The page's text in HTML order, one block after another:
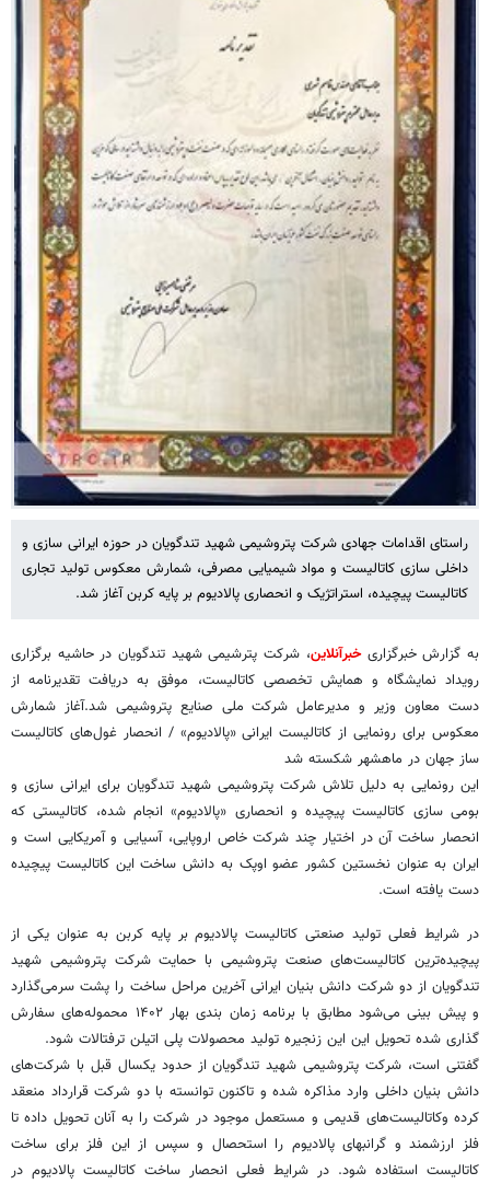
راستای اقدامات جهادی شرکت پتروشیمی شهید تندگویان در حوزه ایرانی سازی و
داخلی سازی کاتالیست و مواد شیمیایی مصرفی، شمارش معکوس تولید تجاری
کاتالیست پیچیده، استراتژیک و انحصاری پالادیوم بر پایه کربن آغاز شد.
به گزارش خبرگزاریخبرآنلاین، شرکت پترشیمی شهید تندگویان در حاشیه برگزاری
رویداد نمایشگاه و همایش تخصصی کاتالیست، موفق به دریافت تقدیرنامه از
دست معاون وزیر و مدیرعامل شرکت ملی صنایع پتروشیمی شد.آغاز شمارش
معکوس برای رونمایی از کاتالیست ایرانی «پالادیوم» / انحصار غول‌های کاتالیست
ساز جهان در ماهشهر شکسته شد
این رونمایی به دلیل تلاش شرکت پتروشیمی شهید تندگویان برای ایرانی سازی و
بومی سازی کاتالیست پیچیده و انحصاری «پالادیوم» انجام شده، کاتالیستی که
انحصار ساخت آن در اختیار چند شرکت خاص اروپایی، آسیایی و آمریکایی است و
ایران به عنوان نخستین کشور عضو اوپک به دانش ساخت این کاتالیست پیچیده
دست یافته است.
در شرایط فعلی تولید صنعتی کاتالیست پالادیوم بر پایه کربن به عنوان یکی از
پیچیده‌ترین کاتالیست‌های صنعت پتروشیمی با حمایت شرکت پتروشیمی شهید
تندگویان از دو شرکت دانش بنیان ایرانی آخرین مراحل ساخت را پشت سرمی‌گذارد
و پیش بینی می‌شود مطابق با برنامه زمان بندی بهار ۱۴۰۲ محموله‌های سفارش
گذاری شده تحویل این این زنجیره تولید محصولات پلی اتیلن ترفتالات شود.
گفتنی است، شرکت پتروشیمی شهید تندگویان از حدود یکسال قبل با شرکت‌های
دانش بنیان داخلی وارد مذاکره شده و تاکنون توانسته با دو شرکت قرارداد منعقد
کرده وکاتالیست‌های قدیمی و مستعمل موجود در شرکت را به آنان تحویل داده تا
فلز ارزشمند و گرانبهای پالادیوم را استحصال و سپس از این فلز برای ساخت
کاتالیست استفاده شود. در شرایط فعلی انحصار ساخت کاتالیست پالادیوم در